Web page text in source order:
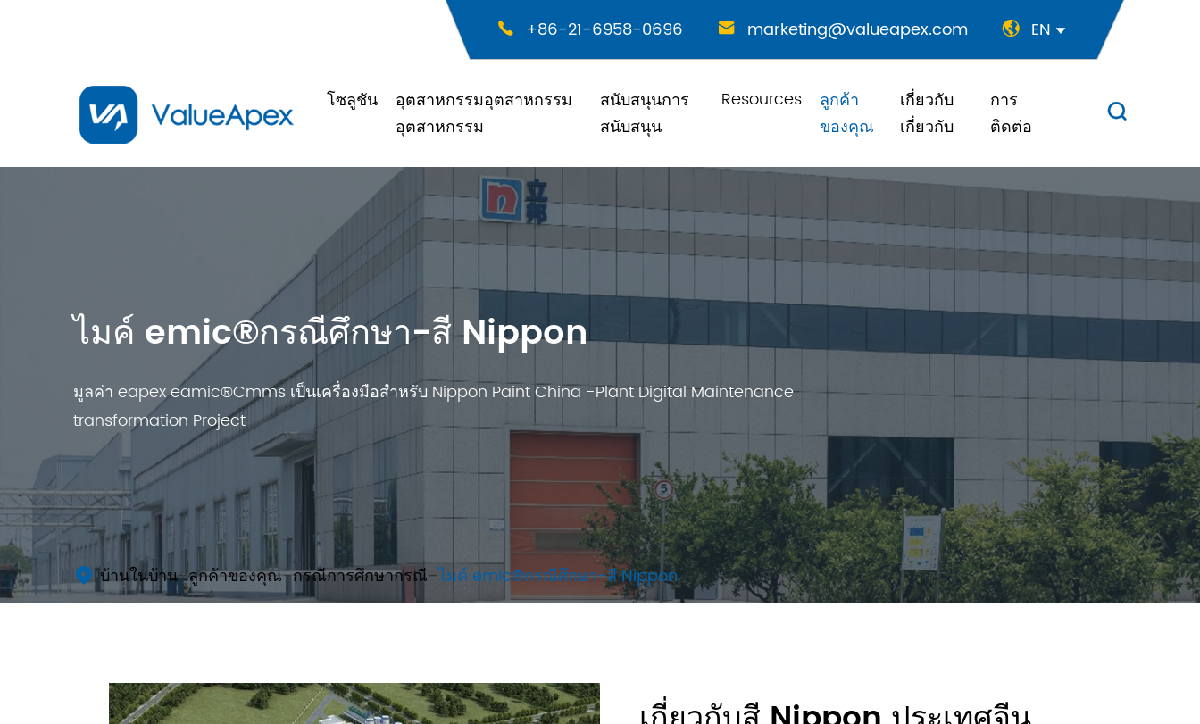
 +86-21-6958-0696  marketing@valueapex.com  EN 
โซลูชัน
อุตสาหกรรมอุตสาหกรรม
อุตสาหกรรม
สนับสนุนการ
สนับสนุน
Resources
ลูกค้า
ของคุณ
เกี่ยวกับ
เกี่ยวกับ
การ
ติดต่อ

ไมค์ emic®กรณีศึกษา-สี Nippon
มูลค่า eapex eamic®Cmms เป็นเครื่องมือสำหรับ Nippon Paint China -Plant Digital Maintenance
transformation Project
 บ้านในบ้าน ลูกค้าของคุณ กรณีการศึกษากรณี ไมค์ emic®กรณีศึกษา-สี Nippon